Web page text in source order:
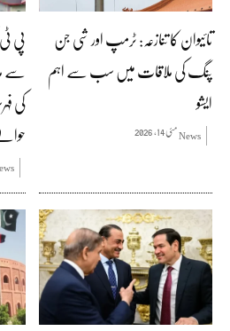
تائیوان کا تنازعہ: ٹرمپ اور شی جن
پنگ کی ملاقات میں سب سے اہم
ایشو
Newsمئی 14, 2026
پی
سے
کی